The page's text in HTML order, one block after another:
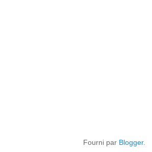
Fourni par Blogger.